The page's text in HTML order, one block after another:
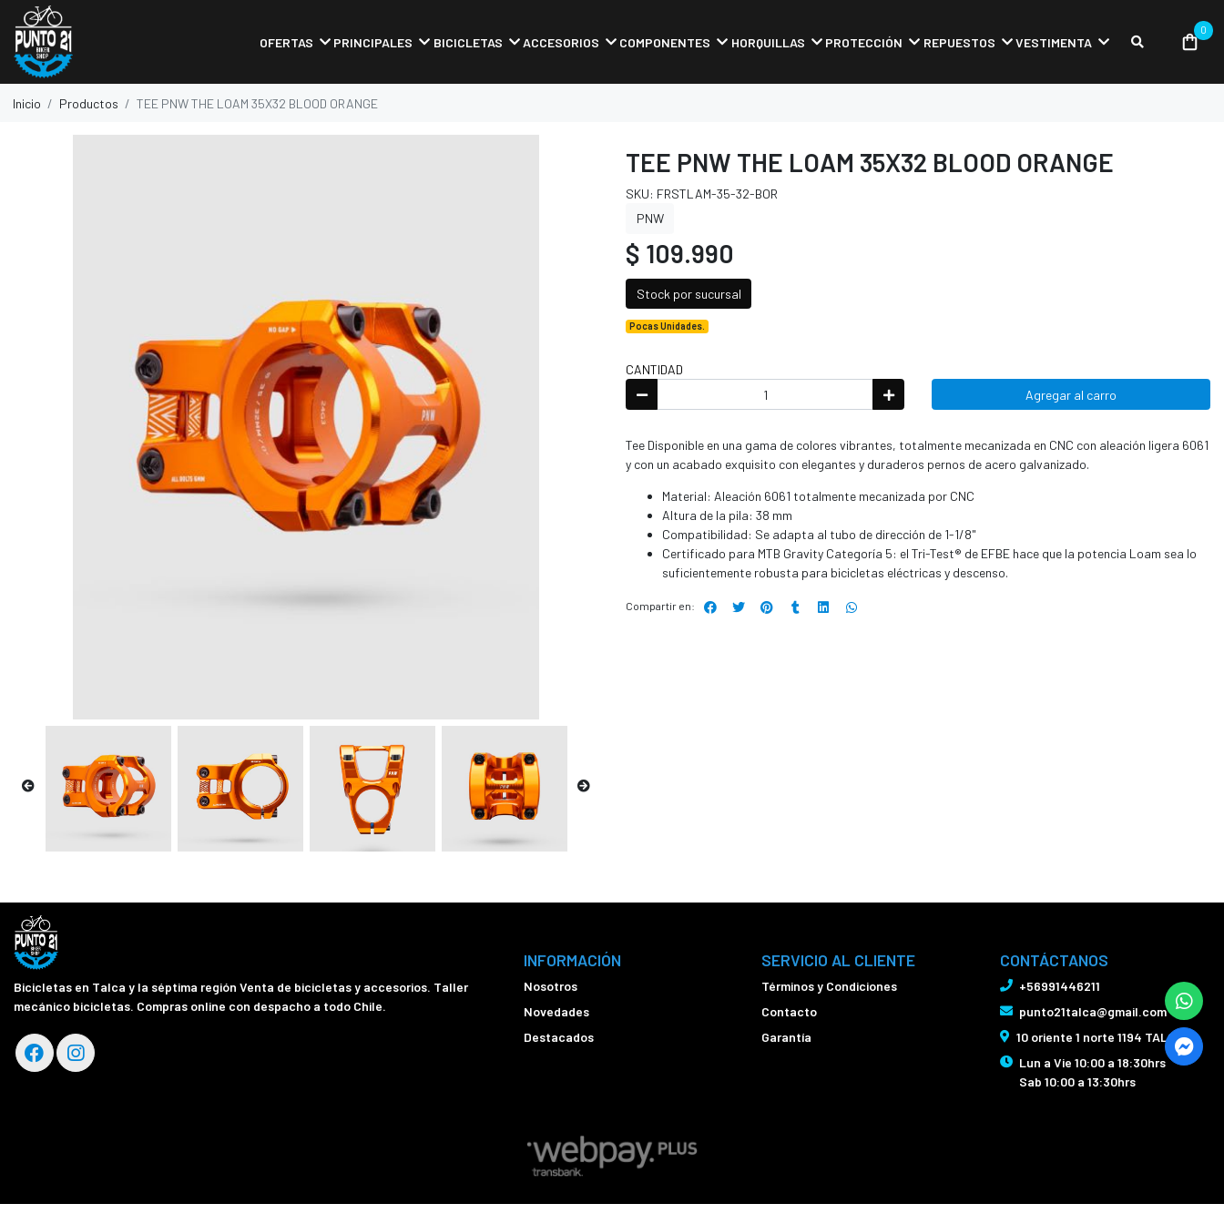
OFERTAS PRINCIPALES BICICLETAS ACCESORIOS COMPONENTES HORQUILLAS PROTECCIÓN REPUESTOS VESTIMENTA
0
Inicio Productos TEE PNW THE LOAM 35X32 BLOOD ORANGE
TEE PNW THE LOAM 35X32 BLOOD ORANGE
SKU: FRSTLAM-35-32-BOR
PNW
$ 109.990
Stock por sucursal
Pocas Unidades.
CANTIDAD
Agregar al carro
Tee Disponible en una gama de colores vibrantes, totalmente mecanizada en CNC con aleación ligera 6061
y con un acabado exquisito con elegantes y duraderos pernos de acero galvanizado.
Material: Aleación 6061 totalmente mecanizada por CNC
Altura de la pila: 38 mm
Compatibilidad: Se adapta al tubo de dirección de 1-1/8"
Certificado para MTB Gravity Categoría 5: el Tri-Test® de EFBE hace que la potencia Loam sea lo
suficientemente robusta para bicicletas eléctricas y descenso.
Compartir en:
Bicicletas en Talca y la séptima región Venta de bicicletas y accesorios. Taller
mecánico bicicletas. Compras online con despacho a todo Chile.
INFORMACIÓN
Nosotros
Novedades
Destacados
SERVICIO AL CLIENTE
Términos y Condiciones
Contacto
Garantía
CONTÁCTANOS
+56991446211
punto21talca@gmail.com
10 oriente 1 norte 1194 TALCA
Lun a Vie 10:00 a 18:30hrs
Sab 10:00 a 13:30hrs